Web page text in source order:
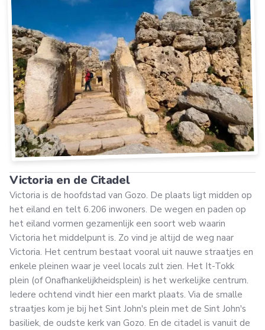
Victoria en de Citadel
Victoria is de hoofdstad van Gozo. De plaats ligt midden op
het eiland en telt 6.206 inwoners. De wegen en paden op
het eiland vormen gezamenlijk een soort web waarin
Victoria het middelpunt is. Zo vind je altijd de weg naar
Victoria. Het centrum bestaat vooral uit nauwe straatjes en
enkele pleinen waar je veel locals zult zien. Het It-Tokk
plein (of Onafhankelijkheidsplein) is het werkelijke centrum.
Iedere ochtend vindt hier een markt plaats. Via de smalle
straatjes kom je bij het Sint John's plein met de Sint John's
basiliek, de oudste kerk van Gozo. En de citadel is vanuit de